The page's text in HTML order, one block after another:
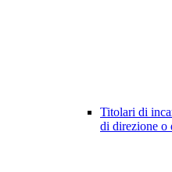
Titolari di
di direzione o